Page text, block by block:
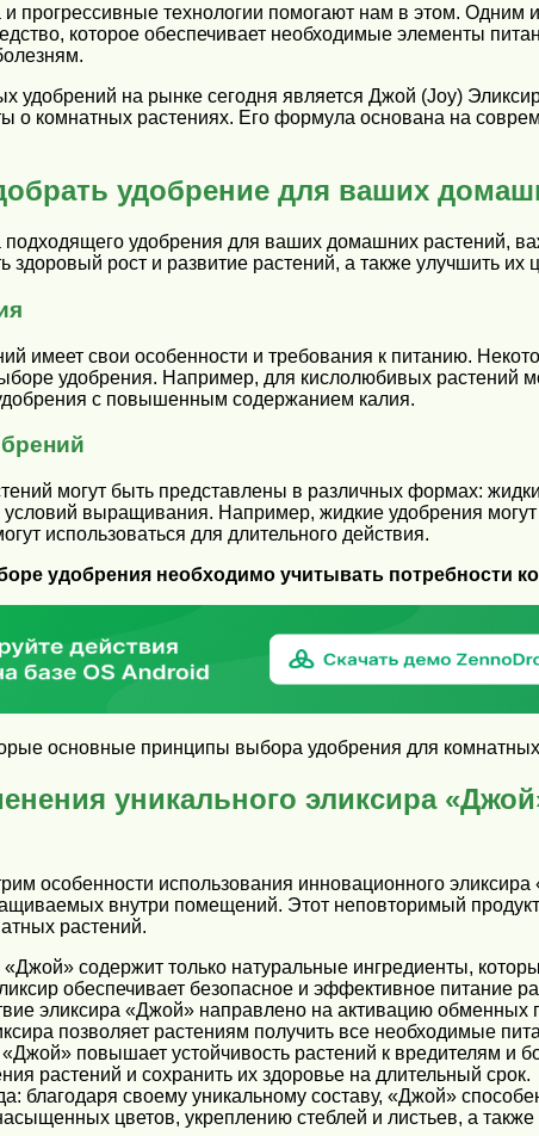
и прогрессивные технологии помогают нам в этом.
которое обеспечивает необходимые элементы
удобрений на рынке сегодня является Джой (Joy)
о комнатных растениях. Его формула основана на
удобрение для ваших
подходящего удобрения для ваших домашних растений,
здоровый рост и развитие растений, а также улучшить
имеет свои особенности и требования к питанию.
удобрения. Например, для кислолюбивых растений
с повышенным содержанием калия.
могут быть представлены в различных формах:
выращивания. Например, жидкие удобрения
использоваться для длительного действия.
удобрения необходимо учитывать потребности
основные принципы выбора удобрения для
уникального эликсира
особенности использования инновационного
внутри помещений. Этот неповторимый
растений.
содержит только натуральные ингредиенты,
обеспечивает безопасное и эффективное питание
эликсира «Джой» направлено на активацию обменных
позволяет растениям получить все необходимые
повышает устойчивость растений к вредителям и
растений и сохранить их здоровье на длительный срок.
благодаря своему уникальному составу, «Джой»
цветов, укреплению стеблей и листьев, а